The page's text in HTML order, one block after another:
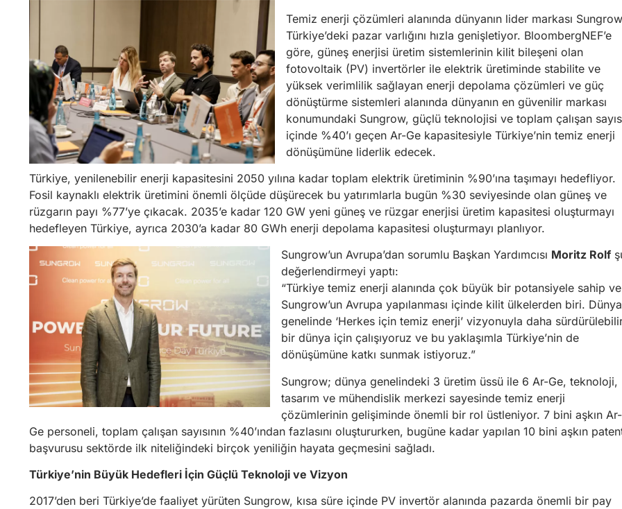
Temiz enerji çözümleri alanında dünyanın lider markası
Türkiye’deki pazar varlığını hızla genişletiyor. BloombergNEF’e
göre, güneş enerjisi üretim sistemlerinin kilit bileşeni olan
fotovoltaik (PV) invertörler ile elektrik üretiminde stabilite ve
yüksek verimlilik sağlayan enerji depolama çözümleri ve güç
dönüştürme sistemleri alanında dünyanın en güvenilir markası
konumundaki Sungrow, güçlü teknolojisi ve toplam çalışan
içinde %40’ı geçen Ar-Ge kapasitesiyle Türkiye’nin temiz enerji
dönüşümüne liderlik edecek.
Türkiye, yenilenebilir enerji kapasitesini 2050 yılına kadar toplam elektrik üretiminin %90’ına taşımayı hedefliyor.
Fosil kaynaklı elektrik üretimini önemli ölçüde düşürecek bu yatırımlarla bugün %30 seviyesinde olan güneş ve
rüzgarın payı %77’ye çıkacak. 2035’e kadar 120 GW yeni güneş ve rüzgar enerjisi üretim kapasitesi oluşturmayı
hedefleyen Türkiye, ayrıca 2030’a kadar 80 GWh enerji depolama kapasitesi oluşturmayı planlıyor.
Sungrow’un Avrupa’dan sorumlu Başkan Yardımcısı Moritz Rolf
değerlendirmeyi yaptı:
“Türkiye temiz enerji alanında çok büyük bir potansiyele sahip ve
Sungrow’un Avrupa yapılanması içinde kilit ülkelerden biri. Dünya
genelinde ‘Herkes için temiz enerji’ vizyonuyla daha
bir dünya için çalışıyoruz ve bu yaklaşımla Türkiye’nin de
dönüşümüne katkı sunmak istiyoruz.”
Sungrow; dünya genelindeki 3 üretim üssü ile 6 Ar-Ge, teknoloji,
tasarım ve mühendislik merkezi sayesinde temiz enerji
çözümlerinin gelişiminde önemli bir rol üstleniyor. 7 bini aşkın Ar-
Ge personeli, toplam çalışan sayısının %40’ından fazlasını oluştururken, bugüne kadar yapılan 10 bini aşkın
başvurusu sektörde ilk niteliğindeki birçok yeniliğin hayata geçmesini sağladı.
Türkiye’nin Büyük Hedefleri İçin Güçlü Teknoloji ve Vizyon
2017’den beri Türkiye’de faaliyet yürüten Sungrow, kısa süre içinde PV invertör alanında pazarda önemli bir pay